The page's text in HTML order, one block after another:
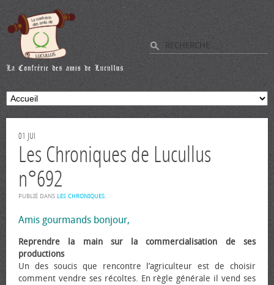
01 JUI
Les Chroniques de Lucullus
n°692
PUBLIÉ DANS LES CHRONIQUES.
Amis gourmands bonjour,
Reprendre la main sur la commercialisation de ses
productions
Un des soucis que rencontre l’agriculteur est de choisir
comment vendre ses récoltes. En règle générale il vend ses